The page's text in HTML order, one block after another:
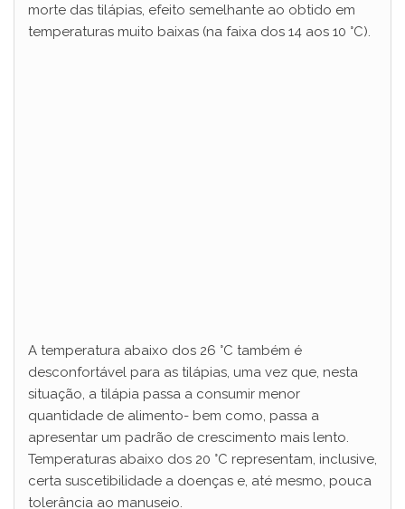
morte das tilápias, efeito semelhante ao obtido em
temperaturas muito baixas (na faixa dos 14 aos 10 °C).
A temperatura abaixo dos 26 °C também é
desconfortável para as tilápias, uma vez que, nesta
situação, a tilápia passa a consumir menor
quantidade de alimento- bem como, passa a
apresentar um padrão de crescimento mais lento.
Temperaturas abaixo dos 20 °C representam, inclusive,
certa suscetibilidade a doenças e, até mesmo, pouca
tolerância ao manuseio.